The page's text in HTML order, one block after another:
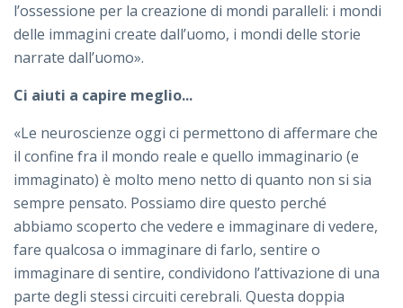
l’ossessione per la creazione di mondi paralleli: i mondi
delle immagini create dall’uomo, i mondi delle storie
narrate dall’uomo».
Ci aiuti a capire meglio...
«Le neuroscienze oggi ci permettono di affermare che
il confine fra il mondo reale e quello immaginario (e
immaginato) è molto meno netto di quanto non si sia
sempre pensato. Possiamo dire questo perché
abbiamo scoperto che vedere e immaginare di vedere,
fare qualcosa o immaginare di farlo, sentire o
immaginare di sentire, condividono l’attivazione di una
parte degli stessi circuiti cerebrali. Questa doppia